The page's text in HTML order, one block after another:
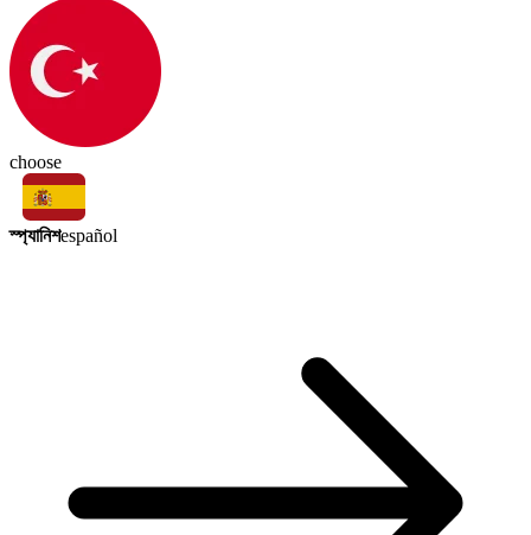
choose
স্প্যানিশespañol